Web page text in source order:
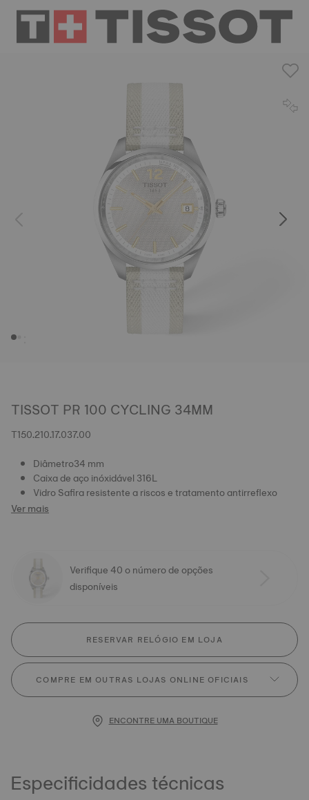
TISSOT PR 100 CYCLING 34MM
T150.210.17.037.00
Diâmetro34 mm
Caixa de aço inóxidável 316L
Vidro Safira resistente a riscos e tratamento antirreflexo
Ver mais
Verifique 40 o número de opções
disponíveis
RESERVAR RELÓGIO EM LOJA
COMPRE EM OUTRAS LOJAS ONLINE OFICIAIS
ENCONTRE UMA BOUTIQUE
Especificidades técnicas